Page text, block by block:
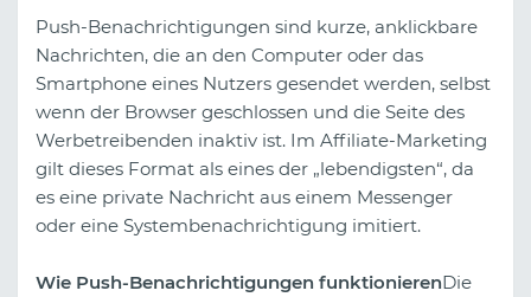
Push-Benachrichtigungen sind kurze, anklickbare
Nachrichten, die an den Computer oder das
Smartphone eines Nutzers gesendet werden, selbst
wenn der Browser geschlossen und die Seite des
Werbetreibenden inaktiv ist. Im Affiliate-Marketing
gilt dieses Format als eines der „lebendigsten“, da
es eine private Nachricht aus einem Messenger
oder eine Systembenachrichtigung imitiert.
Wie Push-Benachrichtigungen funktionierenDie